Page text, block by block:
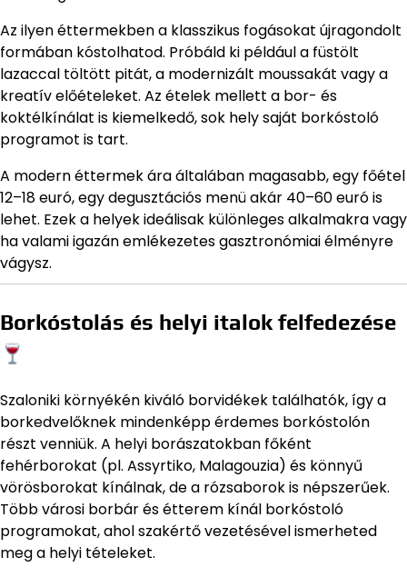
Az ilyen éttermekben a klasszikus fogásokat újragondolt
formában kóstolhatod. Próbáld ki például a füstölt
lazaccal töltött pitát, a modernizált moussakát vagy a
kreatív előételeket. Az ételek mellett a bor- és
koktélkínálat is kiemelkedő, sok hely saját borkóstoló
programot is tart.
A modern éttermek ára általában magasabb, egy főétel
12–18 euró, egy degusztációs menü akár 40–60 euró is
lehet. Ezek a helyek ideálisak különleges alkalmakra vagy
ha valami igazán emlékezetes gasztronómiai élményre
vágysz.
Borkóstolás és helyi italok felfedezése
Szaloniki környékén kiváló borvidékek találhatók, így a
borkedvelőknek mindenképp érdemes borkóstolón
részt venniük. A helyi borászatokban főként
fehérborokat (pl. Assyrtiko, Malagouzia) és könnyű
vörösborokat kínálnak, de a rózsaborok is népszerűek.
Több városi borbár és étterem kínál borkóstoló
programokat, ahol szakértő vezetésével ismerheted
meg a helyi tételeket.